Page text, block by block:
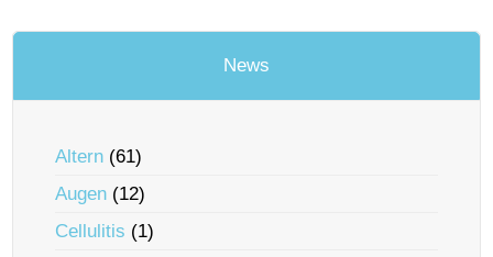
News
Altern (61)
Augen (12)
Cellulitis (1)